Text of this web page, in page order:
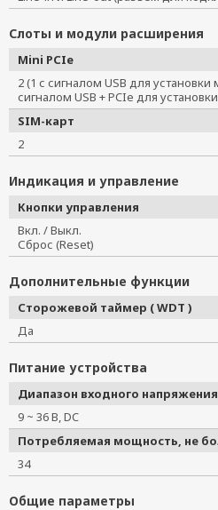
Слоты и модули расширения
Mini PCIe
2 (1 с сигналом USB для установки
сигналом USB + PCIe для
SIM-карт
2
Индикация и управление
Кнопки управления
Вкл. / Выкл.
Сброс (Reset)
Дополнительные функции
Сторожевой таймер ( WDT )
Да
Питание устройства
Диапазон входного
9 ~ 36 В, DC
Потребляемая мощность, не
34
Общие параметры